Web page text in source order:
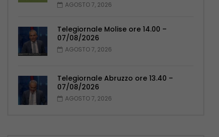
AGOSTO 7, 2026
Telegiornale Molise ore 14.00 –
07/08/2026
AGOSTO 7, 2026
Telegiornale Abruzzo ore 13.40 –
07/08/2026
AGOSTO 7, 2026